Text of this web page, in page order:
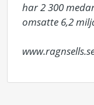
har 2 300
omsatte 6,2